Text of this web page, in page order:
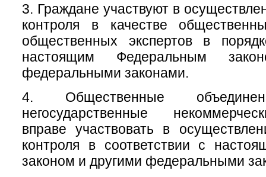
3. Граждане участвуют в
контроля в качестве
общественных экспертов в
настоящим Федеральным
федеральными законами.
4. Общественные
негосударственные
вправе участвовать в
контроля в соответствии с
законом и другими федеральными